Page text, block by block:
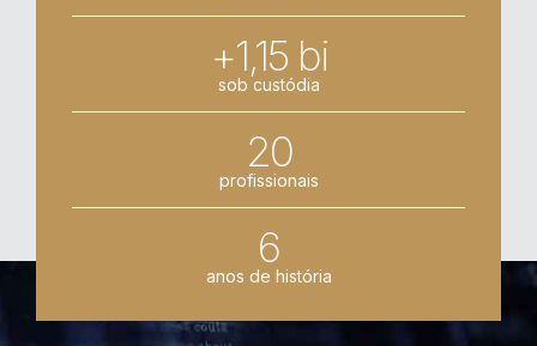
+1,15 bi
sob custódia
20
profissionais
6
anos de história